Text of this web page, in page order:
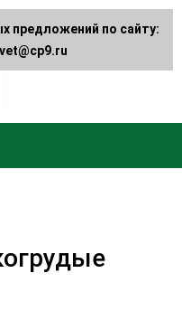
предложений по сайту: